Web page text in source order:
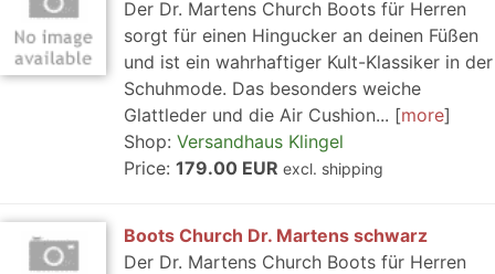
Der Dr. Martens Church Boots für Herren
sorgt für einen Hingucker an deinen Füßen
und ist ein wahrhaftiger Kult-Klassiker in der
Schuhmode. Das besonders weiche
Glattleder und die Air Cushion...
more
Shop: Versandhaus Klingel
Price: 179.00 EUR excl. shipping
Boots Church Dr. Martens schwarz
Der Dr. Martens Church Boots für Herren